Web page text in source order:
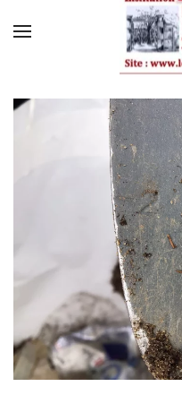
Skip to main content